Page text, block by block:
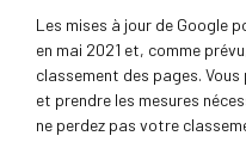
Les mises à jour de Google
en mai 2021 et, comme
classement des pages.
et prendre les mesures
ne perdez pas votre